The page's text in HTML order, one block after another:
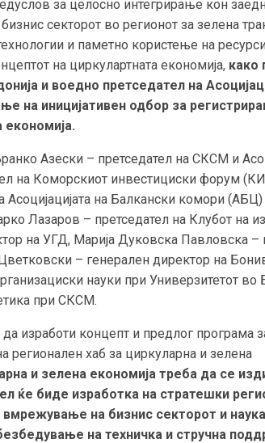
за целосно интегрирање кон
секторот во регионот за зелена
и паметно користење на
на циркулартната економија, како
и воедно претседател на
на иницијативен одбор за
економија.
Азески – претседател на СКСМ и
на Коморскиот инвестициски форум
Асоцијацијата на Балкански комори
Лазаров – претседател на Клубот на
на УГД, Марија Дуковска Павловска –
– генерален директор на
науки при Универзитетот во
при СКСМ.
да изработи концепт и предлог програма
регионален хаб за циркуларна и зелена
и зелена економија треба да се
ќе биде изработка на стратешки
на бизнис секторот и
на техничка и стручна